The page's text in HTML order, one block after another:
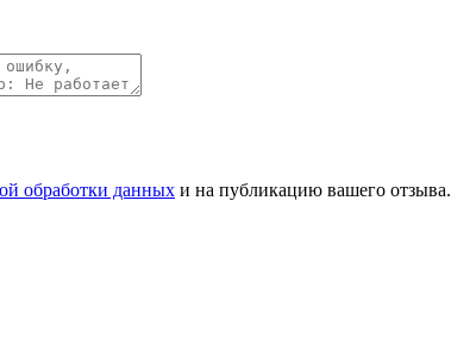
обработки данных и на публикацию вашего отзыва.